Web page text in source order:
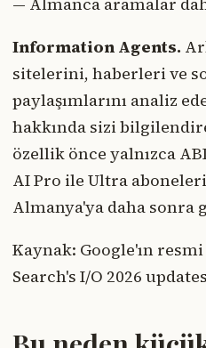
Information Agents.
sitelerini, haberleri ve
paylaşımlarını analiz
hakkında sizi
özellik önce yalnızca
AI Pro ile Ultra
Almanya'ya daha sonra
Kaynak: Google'ın resmi
Search's I/O 2026